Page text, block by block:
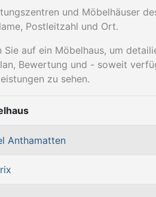
und Möbelhäuser
Postleitzahl und Ort.
Sie auf ein Möbelhaus, um
Bewertung und - soweit
zu sehen.
Anthamatten